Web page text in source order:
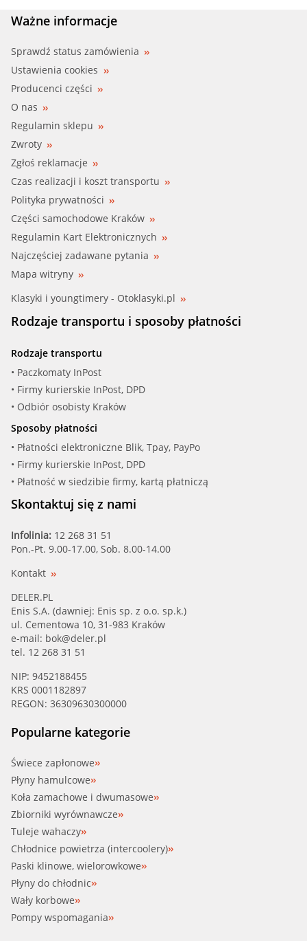
Ważne informacje
Sprawdź status zamówienia
Ustawienia cookies
Producenci części
O nas
Regulamin sklepu
Zwroty
Zgłoś reklamacje
Czas realizacji i koszt transportu
Polityka prywatności
Części samochodowe Kraków
Regulamin Kart Elektronicznych
Najczęściej zadawane pytania
Mapa witryny
Klasyki i youngtimery - Otoklasyki.pl
Rodzaje transportu i sposoby płatności
Rodzaje transportu
• Paczkomaty InPost
• Firmy kurierskie InPost, DPD
• Odbiór osobisty Kraków
Sposoby płatności
• Płatności elektroniczne Blik, Tpay, PayPo
• Firmy kurierskie InPost, DPD
• Płatność w siedzibie firmy, kartą płatniczą
Skontaktuj się z nami
Infolinia: 12 268 31 51
Pon.-Pt. 9.00-17.00, Sob. 8.00-14.00
Kontakt
DELER.PL
Enis S.A. (dawniej: Enis sp. z o.o. sp.k.)
ul. Cementowa 10, 31-983 Kraków
e-mail: bok@deler.pl
tel. 12 268 31 51
NIP: 9452188455
KRS 0001182897
REGON: 36309630300000
Popularne kategorie
Świece zapłonowe
Płyny hamulcowe
Koła zamachowe i dwumasowe
Zbiorniki wyrównawcze
Tuleje wahaczy
Chłodnice powietrza (intercoolery)
Paski klinowe, wielorowkowe
Płyny do chłodnic
Wały korbowe
Pompy wspomagania